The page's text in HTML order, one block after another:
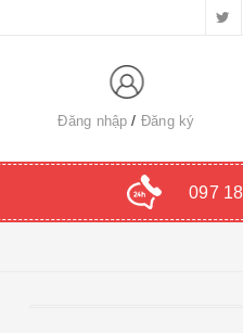
Đăng nhập Đăng ký
097